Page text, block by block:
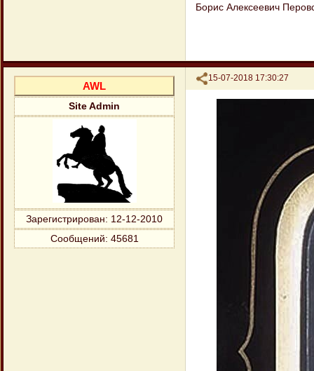
Борис Алексеевич
Поделиться
15-07-2018 17:30:27
AWL
Site Admin
Зарегистрирован: 12-12-2010
Сообщений: 45681